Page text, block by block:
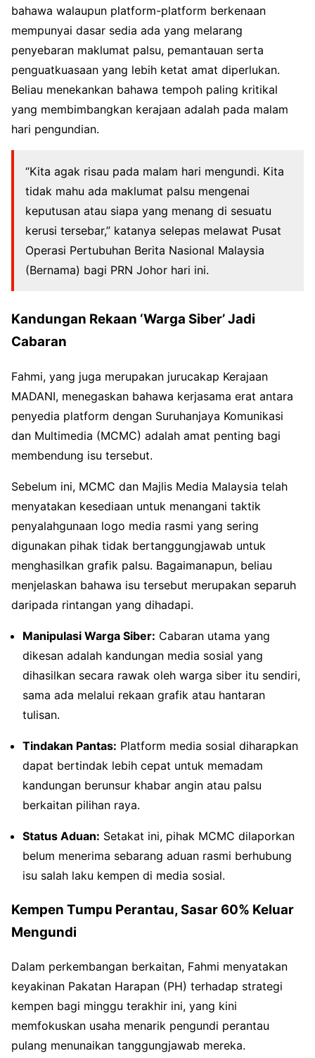
bahawa walaupun platform-platform berkenaan
mempunyai dasar sedia ada yang melarang
penyebaran maklumat palsu, pemantauan serta
penguatkuasaan yang lebih ketat amat diperlukan.
Beliau menekankan bahawa tempoh paling kritikal
yang membimbangkan kerajaan adalah pada malam
hari pengundian.
“Kita agak risau pada malam hari mengundi. Kita
tidak mahu ada maklumat palsu mengenai
keputusan atau siapa yang menang di sesuatu
kerusi tersebar,” katanya selepas melawat Pusat
Operasi Pertubuhan Berita Nasional Malaysia
(Bernama) bagi PRN Johor hari ini.
Kandungan Rekaan ‘Warga Siber’ Jadi
Cabaran
Fahmi, yang juga merupakan jurucakap Kerajaan
MADANI, menegaskan bahawa kerjasama erat antara
penyedia platform dengan Suruhanjaya Komunikasi
dan Multimedia (MCMC) adalah amat penting bagi
membendung isu tersebut.
Sebelum ini, MCMC dan Majlis Media Malaysia telah
menyatakan kesediaan untuk menangani taktik
penyalahgunaan logo media rasmi yang sering
digunakan pihak tidak bertanggungjawab untuk
menghasilkan grafik palsu. Bagaimanapun, beliau
menjelaskan bahawa isu tersebut merupakan separuh
daripada rintangan yang dihadapi.
Manipulasi Warga Siber: Cabaran utama yang
dikesan adalah kandungan media sosial yang
dihasilkan secara rawak oleh warga siber itu sendiri,
sama ada melalui rekaan grafik atau hantaran
tulisan.
Tindakan Pantas: Platform media sosial diharapkan
dapat bertindak lebih cepat untuk memadam
kandungan berunsur khabar angin atau palsu
berkaitan pilihan raya.
Status Aduan: Setakat ini, pihak MCMC dilaporkan
belum menerima sebarang aduan rasmi berhubung
isu salah laku kempen di media sosial.
Kempen Tumpu Perantau, Sasar 60% Keluar
Mengundi
Dalam perkembangan berkaitan, Fahmi menyatakan
keyakinan Pakatan Harapan (PH) terhadap strategi
kempen bagi minggu terakhir ini, yang kini
memfokuskan usaha menarik pengundi perantau
pulang menunaikan tanggungjawab mereka.